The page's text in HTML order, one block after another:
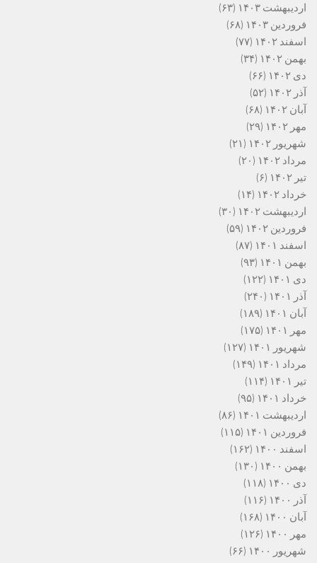
اردیبهشت ۱۴۰۳
(۶۳)
فروردین ۱۴۰۳
(۶۸)
اسفند ۱۴۰۲
(۷۷)
بهمن ۱۴۰۲
(۳۴)
دی ۱۴۰۲
(۶۶)
آذر ۱۴۰۲
(۵۲)
آبان ۱۴۰۲
(۶۸)
مهر ۱۴۰۲
(۲۹)
شهریور ۱۴۰۲
(۲۱)
مرداد ۱۴۰۲
(۲۰)
تیر ۱۴۰۲
(۶)
خرداد ۱۴۰۲
(۱۴)
اردیبهشت ۱۴۰۲
(۳۰)
فروردین ۱۴۰۲
(۵۹)
اسفند ۱۴۰۱
(۸۷)
بهمن ۱۴۰۱
(۹۳)
دی ۱۴۰۱
(۱۲۲)
آذر ۱۴۰۱
(۲۴۰)
آبان ۱۴۰۱
(۱۸۹)
مهر ۱۴۰۱
(۱۷۵)
شهریور ۱۴۰۱
(۱۲۷)
مرداد ۱۴۰۱
(۱۴۹)
تیر ۱۴۰۱
(۱۱۴)
خرداد ۱۴۰۱
(۹۵)
اردیبهشت ۱۴۰۱
(۸۶)
فروردین ۱۴۰۱
(۱۱۵)
اسفند ۱۴۰۰
(۱۶۲)
بهمن ۱۴۰۰
(۱۳۰)
دی ۱۴۰۰
(۱۱۸)
آذر ۱۴۰۰
(۱۱۶)
آبان ۱۴۰۰
(۱۶۸)
مهر ۱۴۰۰
(۱۲۶)
شهریور ۱۴۰۰
(۶۶)